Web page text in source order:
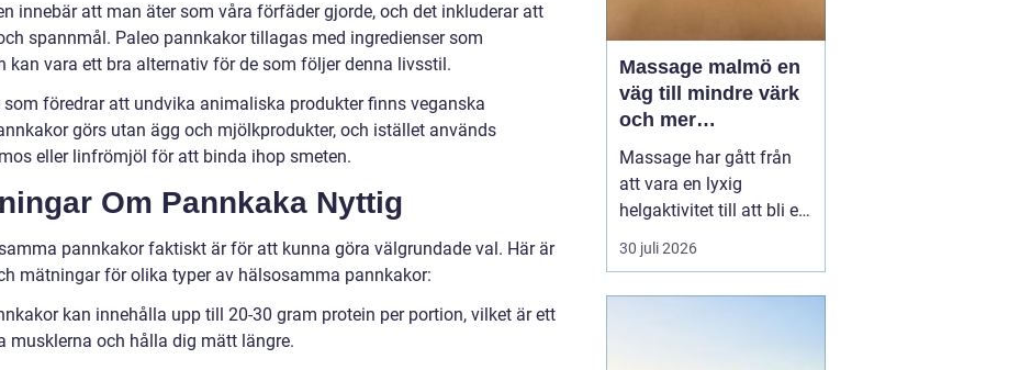
innebär att man äter som våra förfäder gjorde, och det inkluderar att
spannmål. Paleo pannkakor tillagas med ingredienser som
kan vara ett bra alternativ för de som följer denna livsstil.
föredrar att undvika animaliska produkter finns veganska
görs utan ägg och mjölkprodukter, och istället används
eller linfrömjöl för att binda ihop smeten.
Om Pannkaka Nyttig
pannkakor faktiskt är för att kunna göra välgrundade val. Här är
mätningar för olika typer av hälsosamma pannkakor:
kan innehålla upp till 20-30 gram protein per portion, vilket är ett
musklerna och hålla dig mätt längre.
Massage malmö en
väg till mindre värk
och mer
vardagsenergi
Massage har gått från
att vara en lyxig
helgaktivitet till att bli en
naturlig del av många
människors vardag. Fler
30 juli 2026